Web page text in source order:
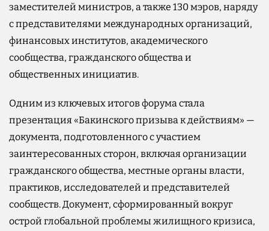
заместителей министров, а также 130 мэров, наряду
с представителями международных организаций,
финансовых институтов, академического
сообщества, гражданского общества и
общественных инициатив.
Одним из ключевых итогов форума стала
презентация «Бакинского призыва к действиям» —
документа, подготовленного с участием
заинтересованных сторон, включая организации
гражданского общества, местные органы власти,
практиков, исследователей и представителей
сообществ. Документ, сформированный вокруг
острой глобальной проблемы жилищного кризиса,